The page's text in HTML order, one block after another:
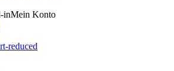
Mein Konto